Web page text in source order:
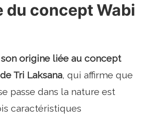
du concept Wabi
son origine liée au concept
Tri Laksana, qui affirme que
passe dans la nature est
caractéristiques